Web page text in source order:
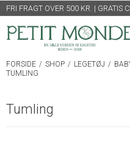
FRI FRAGT OVER 500 KR. | GRATIS
FORSIDE / SHOP / LEGETØJ /
TUMLING
Tumling